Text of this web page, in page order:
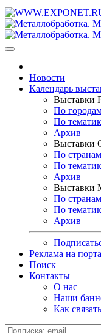
Новости
Календарь
Выставки
По
По
Архив
Выставки
По странам
По
Архив
Выставки
По странам
По
Архив
Реклама на
Поиск
Контакты
О нас
Наши
Как